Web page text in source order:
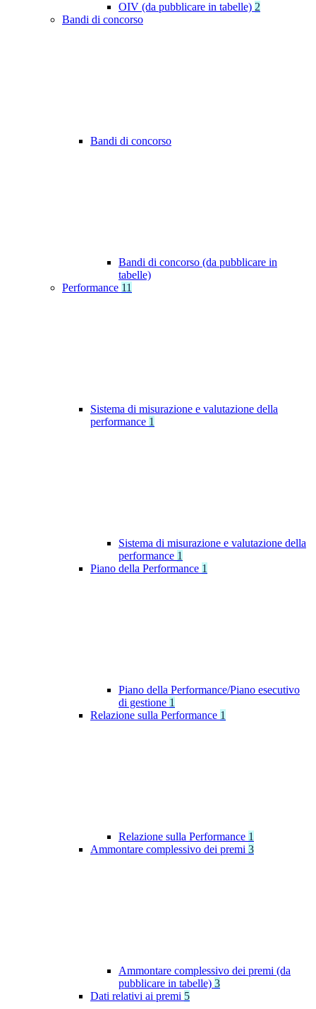
OIV (da pubblicare in tabelle) 2
Bandi di concorso
Bandi di concorso
Bandi di concorso (da pubblicare in
tabelle)
Performance 11
Sistema di misurazione e valutazione della
performance 1
Sistema di misurazione e valutazione della
performance 1
Piano della Performance 1
Piano della Performance/Piano esecutivo
di gestione 1
Relazione sulla Performance 1
Relazione sulla Performance 1
Ammontare complessivo dei premi 3
Ammontare complessivo dei premi (da
pubblicare in tabelle) 3
Dati relativi ai premi 5